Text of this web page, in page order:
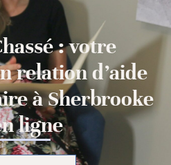
: votre
relation d’aide
à Sherbrooke
ligne